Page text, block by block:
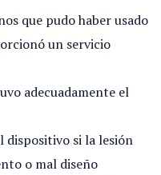
que pudo haber usado
un servicio
adecuadamente el
dispositivo si la lesión
o mal diseño